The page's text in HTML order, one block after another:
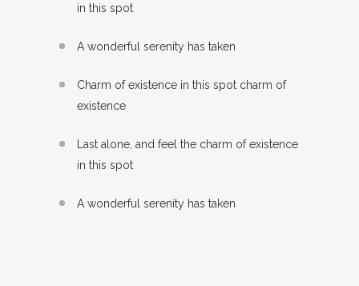
in this spot
A wonderful serenity has taken
Charm of existence in this spot charm of
existence
Last alone, and feel the charm of existence
in this spot
A wonderful serenity has taken